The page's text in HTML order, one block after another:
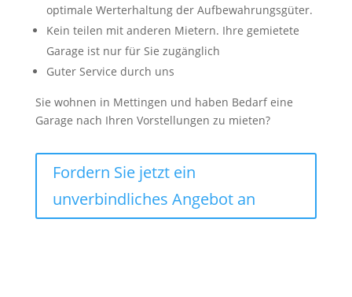
optimale Werterhaltung der Aufbewahrungsgüter.
Kein teilen mit anderen Mietern. Ihre gemietete
Garage ist nur für Sie zugänglich
Guter Service durch uns
Sie wohnen in Mettingen und haben Bedarf eine
Garage nach Ihren Vorstellungen zu mieten?
Fordern Sie jetzt ein
unverbindliches Angebot an